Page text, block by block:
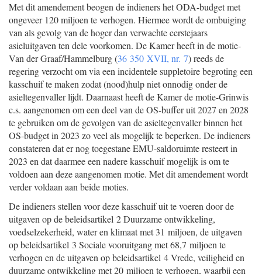
Met dit amendement beogen de indieners het ODA-budget met
ongeveer 120 miljoen te verhogen. Hiermee wordt de ombuiging
van als gevolg van de hoger dan verwachte eerstejaars
asieluitgaven ten dele voorkomen. De Kamer heeft in de motie-
Van der Graaf/Hammelburg (36 350 XVII, nr. 7) reeds de
regering verzocht om via een incidentele suppletoire begroting een
kasschuif te maken zodat (nood)hulp niet onnodig onder de
asieltegenvaller lijdt. Daarnaast heeft de Kamer de motie-Grinwis
c.s. aangenomen om een deel van de OS-buffer uit 2027 en 2028
te gebruiken om de gevolgen van de asieltegenvaller binnen het
OS-budget in 2023 zo veel als mogelijk te beperken. De indieners
constateren dat er nog toegestane EMU-saldoruimte resteert in
2023 en dat daarmee een nadere kasschuif mogelijk is om te
voldoen aan deze aangenomen motie. Met dit amendement wordt
verder voldaan aan beide moties.
De indieners stellen voor deze kasschuif uit te voeren door de
uitgaven op de beleidsartikel 2 Duurzame ontwikkeling,
voedselzekerheid, water en klimaat met 31 miljoen, de uitgaven
op beleidsartikel 3 Sociale vooruitgang met 68,7 miljoen te
verhogen en de uitgaven op beleidsartikel 4 Vrede, veiligheid en
duurzame ontwikkeling met 20 miljoen te verhogen, waarbij een